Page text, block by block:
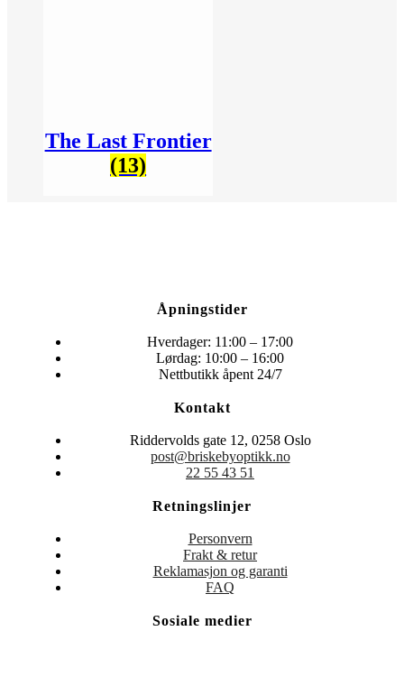
The Last Frontier
(13)
Åpningstider
Hverdager: 11:00 – 17:00
Lørdag: 10:00 – 16:00
Nettbutikk åpent 24/7
Kontakt
Riddervolds gate 12, 0258 Oslo
post@briskebyoptikk.no
22 55 43 51
Retningslinjer
Personvern
Frakt & retur
Reklamasjon og garanti
FAQ
Sosiale medier